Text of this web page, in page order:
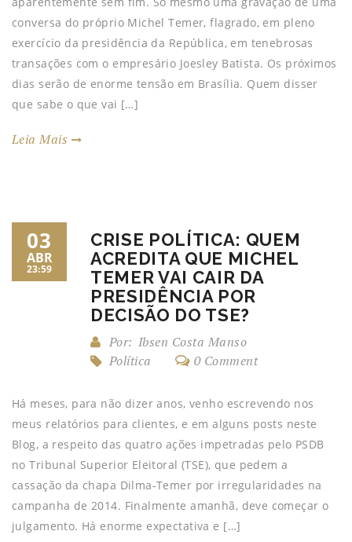
conversa do próprio Michel Temer, flagrado, em pleno
exercício da presidência da República, em tenebrosas
transações com o empresário Joesley Batista. Os próximos
dias serão de enorme tensão em Brasília. Quem disser
que sabe o que vai […]
Leia Mais
03
ABR
23:59
CRISE POLÍTICA: QUEM
ACREDITA QUE MICHEL
TEMER VAI CAIR DA
PRESIDÊNCIA POR
DECISÃO DO TSE?
Por: Ibsen Costa Manso
Política
0 Comment
Há meses, para não dizer anos, venho escrevendo nos
meus relatórios para clientes, e em alguns posts neste
Blog, a respeito das quatro ações impetradas pelo PSDB
no Tribunal Superior Eleitoral (TSE), que pedem a
cassação da chapa Dilma-Temer por irregularidades na
campanha de 2014. Finalmente amanhã, deve começar o
julgamento. Há enorme expectativa e […]